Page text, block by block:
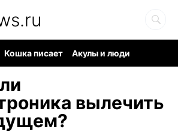
Кошка писает
Акулы и люди
вылечить